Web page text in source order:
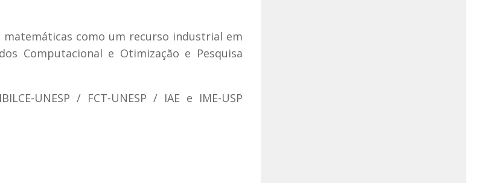
como um recurso industrial em
Computacional e Otimização e Pesquisa
UNESP / FCT-UNESP / IAE e IME-USP